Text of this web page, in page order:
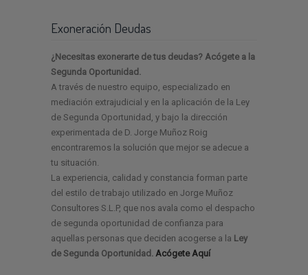
Exoneración Deudas
¿Necesitas exonerarte de tus deudas? Acógete a la
Segunda Oportunidad.
A través de nuestro equipo, especializado en
mediación extrajudicial y en la aplicación de la Ley
de Segunda Oportunidad, y bajo la dirección
experimentada de D. Jorge Muñoz Roig
encontraremos la solución que mejor se adecue a
tu situación.
La experiencia, calidad y constancia forman parte
del estilo de trabajo utilizado en Jorge Muñoz
Consultores S.L.P, que nos avala como el despacho
de segunda oportunidad de confianza para
aquellas personas que deciden acogerse a la Ley
de Segunda Oportunidad. Acógete Aquí